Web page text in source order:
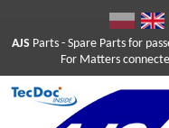
AJS Parts - Spare Parts for
For Matters connected